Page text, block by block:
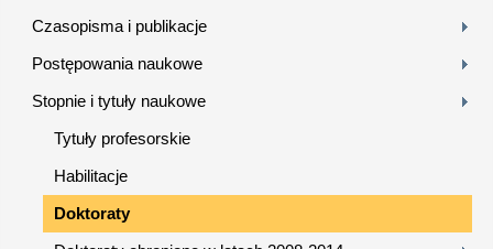
Czasopisma i publikacje
Postępowania naukowe
Stopnie i tytuły naukowe
Tytuły profesorskie
Habilitacje
Doktoraty